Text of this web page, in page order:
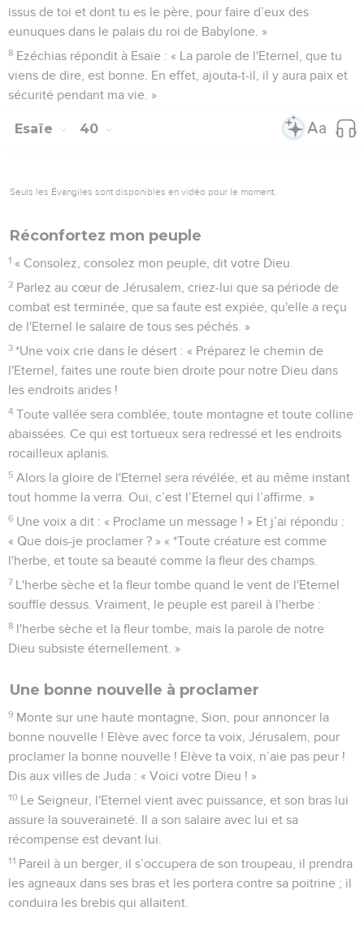
issus de toi et dont tu es le père, pour faire d’eux des
eunuques dans le palais du roi de Babylone. »
8 Ezéchias répondit à Esaïe : « La parole de l'Eternel, que tu
viens de dire, est bonne. En effet, ajouta-t-il, il y aura paix et
sécurité pendant ma vie. »
Esaïe 40
Seuls les Évangiles sont disponibles en vidéo pour le moment.
Réconfortez mon peuple
1 « Consolez, consolez mon peuple, dit votre Dieu.
2 Parlez au cœur de Jérusalem, criez-lui que sa période de
combat est terminée, que sa faute est expiée, qu'elle a reçu
de l'Eternel le salaire de tous ses péchés. »
3 *Une voix crie dans le désert : « Préparez le chemin de
l'Eternel, faites une route bien droite pour notre Dieu dans
les endroits arides !
4 Toute vallée sera comblée, toute montagne et toute colline
abaissées. Ce qui est tortueux sera redressé et les endroits
rocailleux aplanis.
5 Alors la gloire de l'Eternel sera révélée, et au même instant
tout homme la verra. Oui, c’est l’Eternel qui l’affirme. »
6 Une voix a dit : « Proclame un message ! » Et j’ai répondu :
« Que dois-je proclamer ? » « *Toute créature est comme
l'herbe, et toute sa beauté comme la fleur des champs.
7 L'herbe sèche et la fleur tombe quand le vent de l'Eternel
souffle dessus. Vraiment, le peuple est pareil à l'herbe :
8 l'herbe sèche et la fleur tombe, mais la parole de notre
Dieu subsiste éternellement. »
Une bonne nouvelle à proclamer
9 Monte sur une haute montagne, Sion, pour annoncer la
bonne nouvelle ! Elève avec force ta voix, Jérusalem, pour
proclamer la bonne nouvelle ! Elève ta voix, n’aie pas peur !
Dis aux villes de Juda : « Voici votre Dieu ! »
10 Le Seigneur, l'Eternel vient avec puissance, et son bras lui
assure la souveraineté. Il a son salaire avec lui et sa
récompense est devant lui.
11 Pareil à un berger, il s’occupera de son troupeau, il prendra
les agneaux dans ses bras et les portera contre sa poitrine ; il
conduira les brebis qui allaitent.